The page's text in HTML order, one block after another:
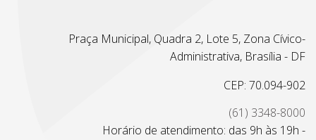
Praça Municipal, Quadra 2, Lote 5, Zona Cívico-
Administrativa, Brasília - DF
CEP: 70.094-902
(61) 3348-8000
Horário de atendimento: das 9h às 19h -